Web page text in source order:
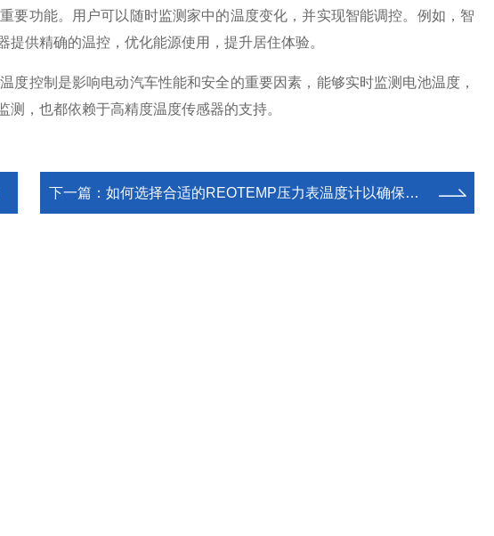
功能。用户可以随时监测家中的温度变化，并实现智能调控。例如，智
供精确的温控，优化能源使用，提升居住体验。
控制是影响电动汽车性能和安全的重要因素，能够实时监测电池温度，
，也都依赖于高精度温度传感器的支持。
下一篇： 如何选择合适的REOTEMP压力表温度计以确保精确测量